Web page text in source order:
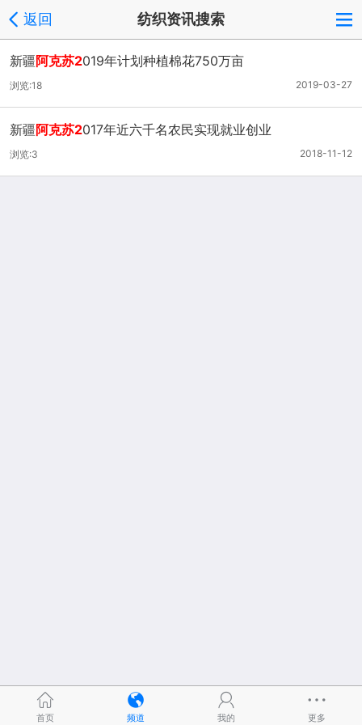
返回 纺织资讯搜索
新疆阿克苏2019年计划种植棉花750万亩
2019-03-27
浏览:18
新疆阿克苏2017年近六千名农民实现就业创业
2018-11-12
浏览:3
首页 频道 我的 更多